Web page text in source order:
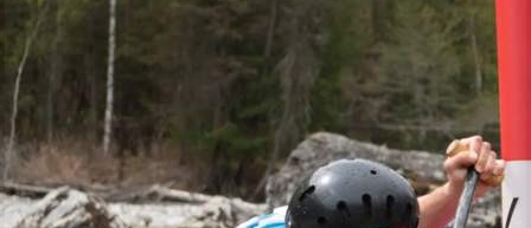
Спорт
13.05.2026 08:41